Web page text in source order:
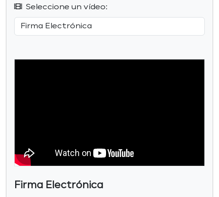
Seleccione un vídeo:
Firma Electrónica